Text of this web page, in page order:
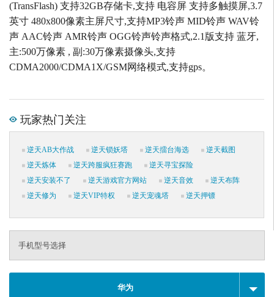
(TransFlash) 支持32GB存储卡,支持 电容屏 支持多触摸屏,3.7
英寸 480x800像素主屏尺寸,支持MP3铃声 MID铃声 WAV铃
声 AAC铃声 AMR铃声 OGG铃声铃声格式,2.1版支持 蓝牙,
主:500万像素 , 副:30万像素摄像头,支持
CDMA2000/CDMA1X/GSM网络模式,支持gps。
玩家热门关注
逆天AB大作战 逆天锁妖塔 逆天擂台海选
逆天截图
逆天炼体
逆天跨服疯狂赛跑
逆天寻宝探险
逆天安装不了
逆天游戏官方网站 逆天音效
逆天布阵
逆天修为
逆天VIP特权 逆天宠魂塔 逆天押镖
手机型号选择
华为